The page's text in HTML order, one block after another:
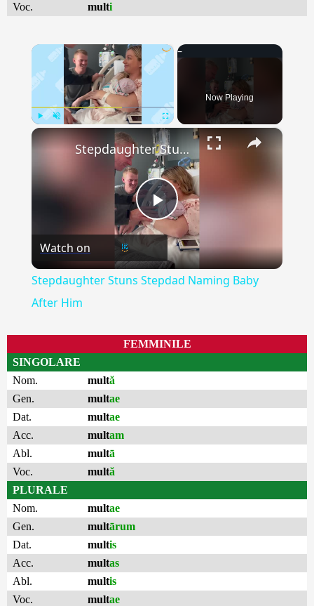
Voc.
multi
×
Fullscreen
Now Playing
×
Play
Video
Stepdaughter Stuns Stepdad Naming Baby After Him
Watch on
Stepdaughter Stuns Stepdad Naming Baby
After Him
FEMMINILE
SINGOLARE
Nom.
multă
Gen.
multae
Dat.
multae
Acc.
multam
Abl.
multā
Voc.
multă
PLURALE
Nom.
multae
Gen.
multārum
Dat.
multis
Acc.
multas
Abl.
multis
Voc.
multae